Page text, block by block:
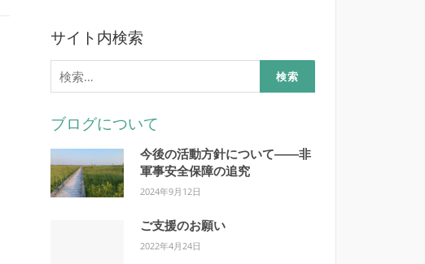
サイト内検索
検
索:
ブログについて
今後の活動方針について――非
軍事安全保障の追究
2024年9月12日
ご支援のお願い
2022年4月24日